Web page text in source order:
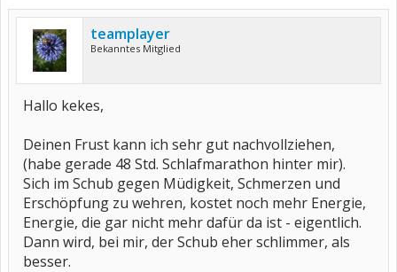
teamplayer
Bekanntes Mitglied
Hallo kekes,
Deinen Frust kann ich sehr gut nachvollziehen,
(habe gerade 48 Std. Schlafmarathon hinter mir).
Sich im Schub gegen Müdigkeit, Schmerzen und
Erschöpfung zu wehren, kostet noch mehr Energie,
Energie, die gar nicht mehr dafür da ist - eigentlich.
Dann wird, bei mir, der Schub eher schlimmer, als
besser.